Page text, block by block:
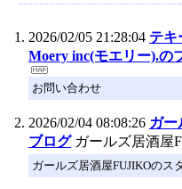
2026/02/05 21:28:04 テキ
Moery inc(モエリー).の
お問い合わせ
2026/02/04 08:08:26 ガ
ブログ ガールズ居酒屋
ガールズ居酒屋FUJIKOのス